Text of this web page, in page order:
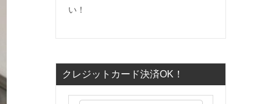
い！
クレジットカード決済OK！